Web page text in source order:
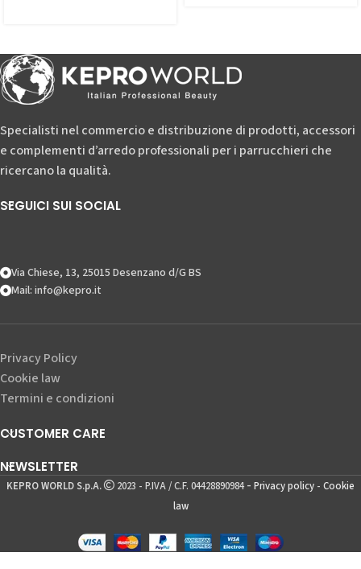
Specialisti nel commercio e distribuzione di prodotti, accessori
e complementi d’arredo professionali per i parrucchieri che
ricercano la qualità.
SEGUICI SUI SOCIAL
Via Chiese, 13, 25015 Desenzano d/G BS
Mail: info@kepro.it
Privacy Policy
Cookie law
Termini e condizioni
CUSTOMER CARE
NEWSLETTER
KEPRO WORLD S.p.A. 2023 - P.IVA / C.F. 04428890984 - Privacy policy - Cookie
law